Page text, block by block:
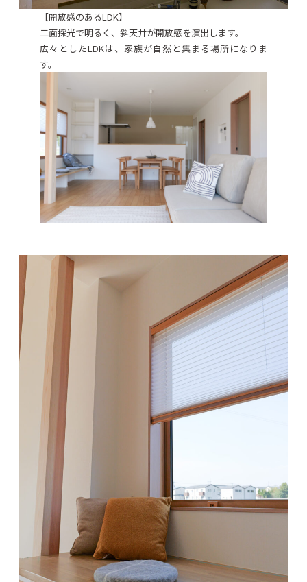
【開放感のあるLDK】
二面採光で明るく、斜天井が開放感を演出します。
広々としたLDKは、家族が自然と集まる場所になりま
す。